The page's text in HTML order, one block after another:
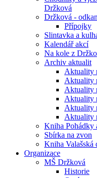
Držková
Držková -
Přípojky
Slintavka a
Kalendář akcí
Na kole z
Archiv aktualit
Aktuality
Aktuality
Aktuality
Aktuality
Aktuality
Aktuality
Kniha Pohádky
Sbírka na zvon
Kniha Valašská
Organizace
MŠ Držková
Historie